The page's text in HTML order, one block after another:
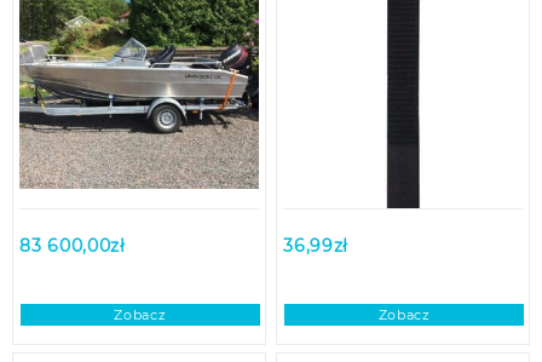
83 600,00zł
Zobacz
36,99zł
Zobacz